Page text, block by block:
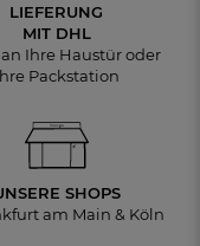
LIEFERUNG
MIT DHL
Ihre Haustür oder
Packstation
SHOPS
am Main & Köln